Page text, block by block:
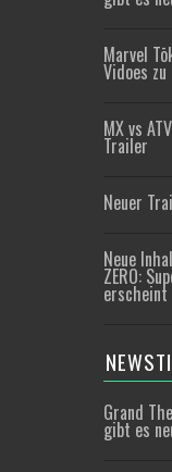
Marvel
Vidoes
MX vs
Trailer
Neuer
Neue
ZERO:
Grand
gibt es